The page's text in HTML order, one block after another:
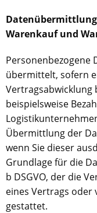
Warenkauf und
Personenbezogene
übermittelt, sofern
beispielsweise
Übermittlung der
wenn Sie dieser
Grundlage für die
b DSGVO, der die
eines Vertrags
gestattet.